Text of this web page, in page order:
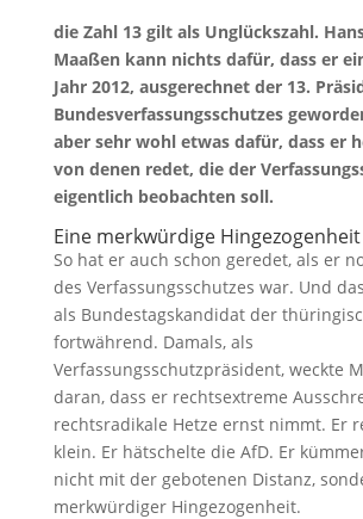
die Zahl 13 gilt als Unglückszahl.
Maaßen kann nichts dafür, dass er
Jahr 2012, ausgerechnet der 13.
Bundesverfassungsschutzes
aber sehr wohl etwas dafür, dass er
von denen redet, die der
eigentlich beobachten soll.
Eine merkwürdige Hingezogenheit
So hat er auch schon geredet, als er
des Verfassungsschutzes war. Und
als Bundestagskandidat der
fortwährend. Damals, als
Verfassungsschutzpräsident, weckte
daran, dass er rechtsextreme
rechtsradikale Hetze ernst nimmt. Er
klein. Er hätschelte die AfD. Er
nicht mit der gebotenen Distanz,
merkwürdiger Hingezogenheit.